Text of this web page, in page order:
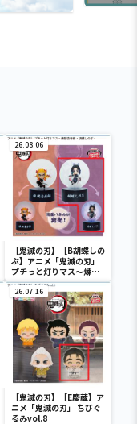
26.08.06
【鬼滅の刃】【B胡蝶しの
ぶ】アニメ「鬼滅の刃」
プチっと灯りマス～煉獄
杏寿郎・胡蝶しのぶ～
26.07.16
【鬼滅の刃】【E慶蔵】ア
ニメ「鬼滅の刃」 ちびぐ
るみvol.8